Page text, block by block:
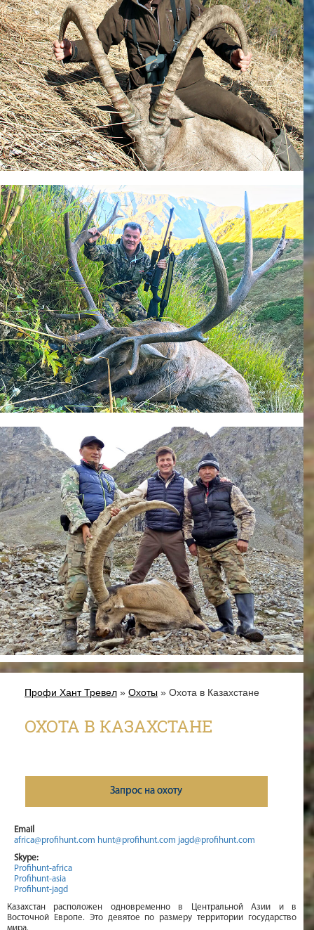
Профи Хант Тревел » Охоты » Охота в Казахстане
ОХОТА В КАЗАХСТАНЕ
Запрос на охоту
Email
africa@profihunt.com hunt@profihunt.com jagd@profihunt.com
Skype:
Profihunt-africa
Profihunt-asia
Profihunt-jagd
Казахстан расположен одновременно в Центральной Азии и в
Восточной Европе. Это девятое по размеру территории государство